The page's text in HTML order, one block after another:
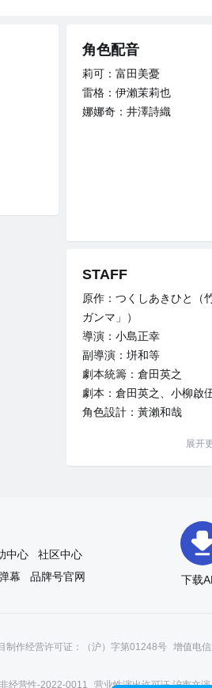
角色配音
莉可：富田美憂
雷格：伊瀨茉莉也
娜娜奇：井澤詩織
STAFF
原作：つくしあきひと（
ガンマ」）
導演：小島正幸
副導演：垪和等
劇本統籌：倉田英之
劇本：倉田英之、小柳啟
角色設計：黃瀨和哉
美術導演：増山修
攝影導演：江間常高（T2
音樂：Kevin Penkin
動畫製作：Kinema Citrus
展开
中心
社区中心
幕 品牌号官网 下载
制作经营许可证：（沪）字第01248号 增值电
经营性-2022-0011 营业性演出许可证 沪市文